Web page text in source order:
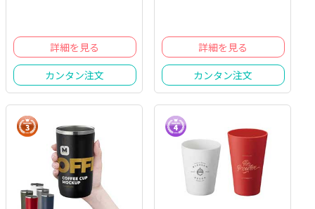
詳細を見る
カンタン注文
詳細を見る
カンタン注文